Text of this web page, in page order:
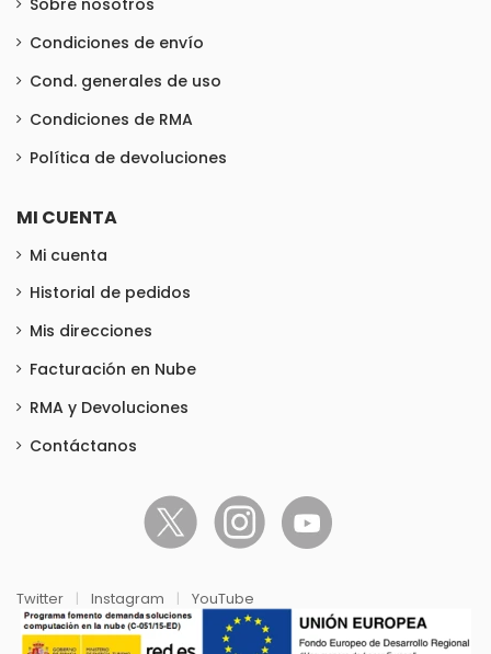
Sobre nosotros
Condiciones de envío
Cond. generales de uso
Condiciones de RMA
Política de devoluciones
MI CUENTA
Mi cuenta
Historial de pedidos
Mis direcciones
Facturación en Nube
RMA y Devoluciones
Contáctanos
Twitter | Instagram | YouTube